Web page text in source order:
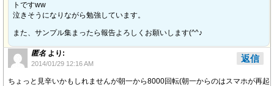
トですww
泣きそうになりながら勉強しています。
また、サンプル集まったら報告よろしくお願いします(^^♪
匿名 より:
2014/01/29 12:16 AM
ちょっと見辛いかもしれませんが朝一から8000回転(朝一からのはスマホが再起
返信